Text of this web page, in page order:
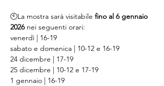
🕙La mostra sarà visitabile fino al 6 gennaio
2026 nei seguenti orari:
venerdì | 16-19
sabato e domenica | 10-12 e 16-19
24 dicembre | 17-19
25 dicembre | 10-12 e 17-19
1 gennaio | 16-19